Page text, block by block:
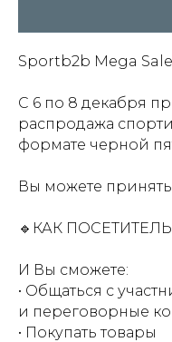
Sportb2b Mega Sale
С 6 по 8 декабря
распродажа
формате черной
Вы можете принять
🔹КАК
И Вы сможете:
• Общаться с
и переговорные
• Покупать товары